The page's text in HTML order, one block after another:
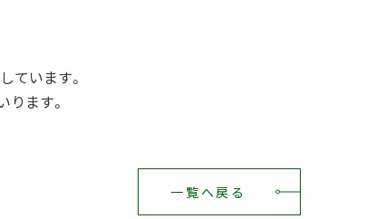
ています。
ます。
一覧へ戻る